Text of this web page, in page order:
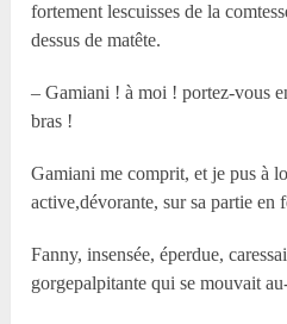
fortement lescuisses de la
dessus de matête.
– Gamiani ! à moi ! portez-vous
bras !
Gamiani me comprit, et je pus à
active,dévorante, sur sa partie en
Fanny, insensée, éperdue,
gorgepalpitante qui se mouvait